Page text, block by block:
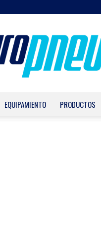
EQUIPAMIENTO PRODUCTOS